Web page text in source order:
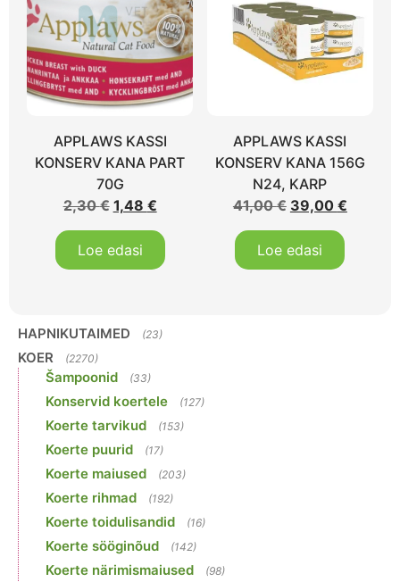
APPLAWS KASSI
KONSERV KANA PART
70G
2,30€ 1,48 €
Loe edasi
APPLAWS KASSI
KONSERV KANA 156G
N24, KARP
41,00€ 39,00 €
Loe edasi
HAPNIKUTAIMED (23)
KOER (2270)
Šampoonid (33)
Konservid koertele (127)
Koerte tarvikud (153)
Koerte puurid (17)
Koerte maiused (203)
Koerte rihmad (192)
Koerte toidulisandid (16)
Koerte sööginõud (142)
Koerte närimismaiused (98)